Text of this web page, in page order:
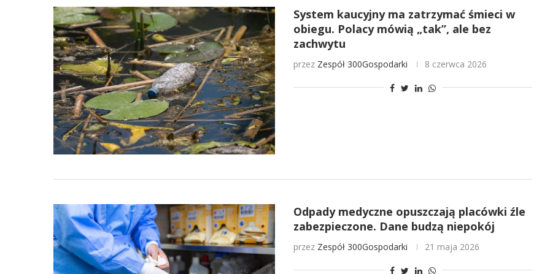
System kaucyjny ma zatrzymać śmieci w
obiegu. Polacy mówią „tak”, ale bez
zachwytu
przez Zespół 300Gospodarki 8 czerwca 2026
Odpady medyczne opuszczają placówki źle
zabezpieczone. Dane budzą niepokój
przez Zespół 300Gospodarki 21 maja 2026